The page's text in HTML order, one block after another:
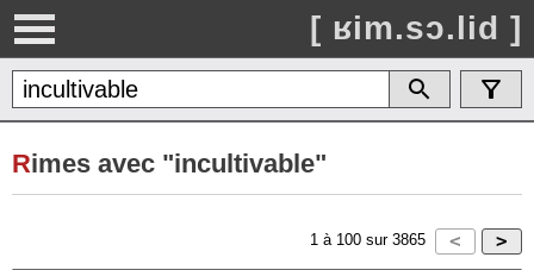
[ ʁim.sɔ.lid ]
Rimes avec "incultivable"
1 à 100 sur 3865